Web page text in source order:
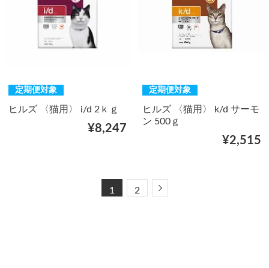
定期便対象
ヒルズ 〈猫用〉 i/d 2ｋｇ
¥8,247
定期便対象
ヒルズ 〈猫用〉 k/d サーモ
ン 500ｇ
¥2,515
1 2 Next